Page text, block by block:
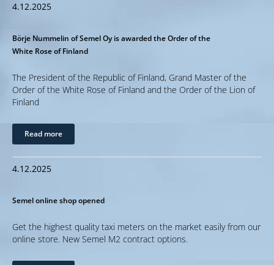
4.12.2025
Börje Nummelin of Semel Oy is awarded the Order of the
White Rose of Finland
The President of the Republic of Finland, Grand Master of the
Order of the White Rose of Finland and the Order of the Lion of
Finland
Read more
4.12.2025
Semel online shop opened
Get the highest quality taxi meters on the market easily from our
online store. New Semel M2 contract options.